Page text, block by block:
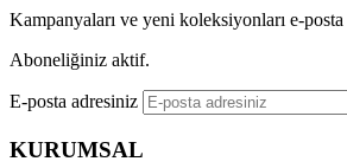
Kampanyaları ve yeni koleksiyonları e-
Aboneliğiniz aktif.
E-posta adresiniz
KURUMSAL